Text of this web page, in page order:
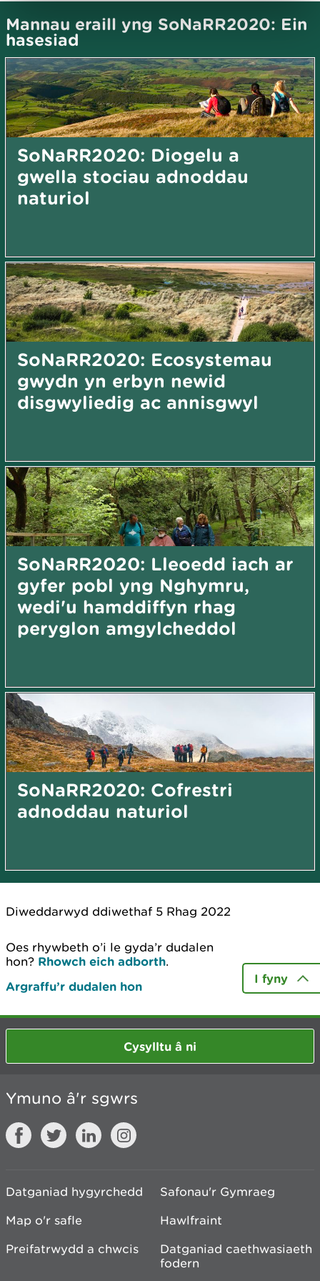
Mannau eraill yng SoNaRR2020: Ein
hasesiad
SoNaRR2020: Diogelu a
gwella stociau adnoddau
naturiol
SoNaRR2020: Ecosystemau
gwydn yn erbyn newid
disgwyliedig ac annisgwyl
SoNaRR2020: Lleoedd iach ar
gyfer pobl yng Nghymru,
wedi'u hamddiffyn rhag
peryglon amgylcheddol
SoNaRR2020: Cofrestri
adnoddau naturiol
Diweddarwyd ddiwethaf 5 Rhag 2022
Oes rhywbeth o’i le gyda’r dudalen
hon? Rhowch eich adborth.
Argraffu’r dudalen hon
I fyny
Cysylltu â ni
Ymuno â'r sgwrs
Datganiad hygyrchedd
Safonau'r Gymraeg
Map o'r safle
Hawlfraint
Preifatrwydd a chwcis
Datganiad caethwasiaeth
fodern